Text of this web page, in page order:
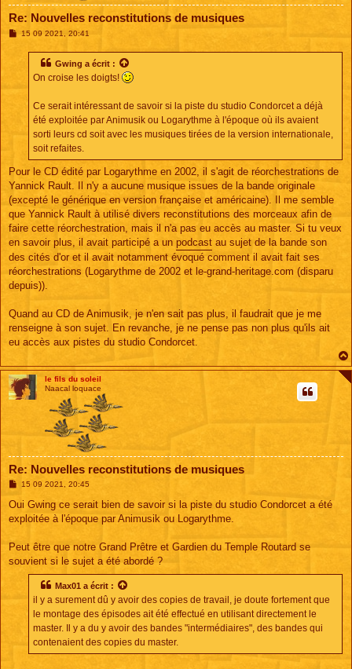
Re: Nouvelles reconstitutions de musiques
M15 09 2021, 20:41
Gwing a écrit :
On croise les doigts!
Ce serait intéressant de savoir si la piste du studio Condorcet a déjà
été exploitée par Animusik ou Logarythme à l'époque où ils avaient
sorti leurs cd soit avec les musiques tirées de la version internationale,
soit refaites.
Pour le CD édité par Logarythme en 2002, il s'agit de réorchestrations de
Yannick Rault. Il n'y a aucune musique issues de la bande originale
(excepté le générique en version française et américaine). Il me semble
que Yannick Rault à utilisé divers reconstitutions des morceaux afin de
faire cette réorchestration, mais il n'a pas eu accès au master. Si tu veux
en savoir plus, il avait participé a un podcast au sujet de la bande son
des cités d'or et il avait notamment évoqué comment il avait fait ses
réorchestrations (Logarythme de 2002 et le-grand-heritage.com (disparu
depuis)).
Quand au CD de Animusik, je n'en sait pas plus, il faudrait que je me
renseigne à son sujet. En revanche, je ne pense pas non plus qu'ils ait
eu accès aux pistes du studio Condorcet.
le fils du soleil
Naacal loquace
Re: Nouvelles reconstitutions de musiques
M
s
a
15 09 2021, 20:45
Oui Gwing ce serait bien de savoir si la piste du studio Condorcet a été
exploitée à l'époque par Animusik ou Logarythme.
Peut être que notre Grand Prêtre et Gardien du Temple Routard se
souvient si le sujet a été abordé ?
Max01 a écrit :
il y a surement dû y avoir des copies de travail, je doute fortement que
le montage des épisodes ait été effectué en utilisant directement le
master. Il y a du y avoir des bandes "intermédiaires", des bandes qui
contenaient des copies du master.